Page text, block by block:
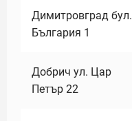
Димитровград бул.
България 1
Добрич ул. Цар
Петър 22